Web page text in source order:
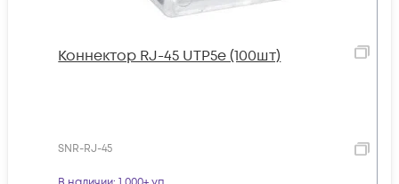
Коннектор RJ-45 UTP5e (100шт)
SNR-RJ-45